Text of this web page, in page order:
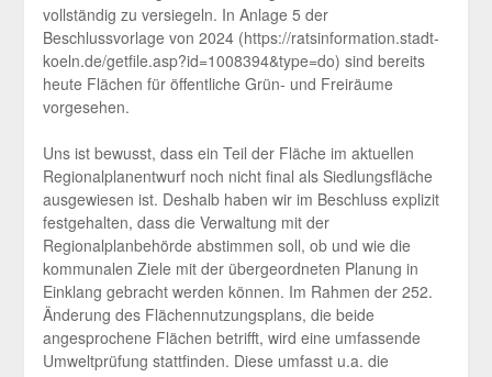
vollständig zu versiegeln. In Anlage 5 der
Beschlussvorlage von 2024 (https://ratsinformation.stadt-
koeln.de/getfile.asp?id=1008394&type=do) sind bereits
heute Flächen für öffentliche Grün- und Freiräume
vorgesehen.
Uns ist bewusst, dass ein Teil der Fläche im aktuellen
Regionalplanentwurf noch nicht final als Siedlungsfläche
ausgewiesen ist. Deshalb haben wir im Beschluss explizit
festgehalten, dass die Verwaltung mit der
Regionalplanbehörde abstimmen soll, ob und wie die
kommunalen Ziele mit der übergeordneten Planung in
Einklang gebracht werden können. Im Rahmen der 252.
Änderung des Flächennutzungsplans, die beide
angesprochene Flächen betrifft, wird eine umfassende
Umweltprüfung stattfinden. Diese umfasst u.a. die